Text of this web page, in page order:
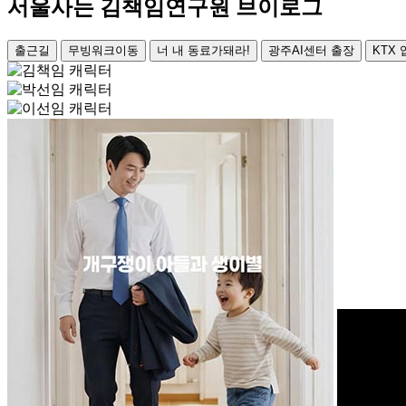
서울사는 김책임연구원 브이로그
출근길 무빙워크이동 너 내 동료가돼라! 광주AI센터 출장 KTX